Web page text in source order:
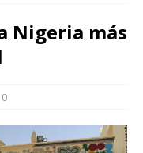
Nigeria más
0